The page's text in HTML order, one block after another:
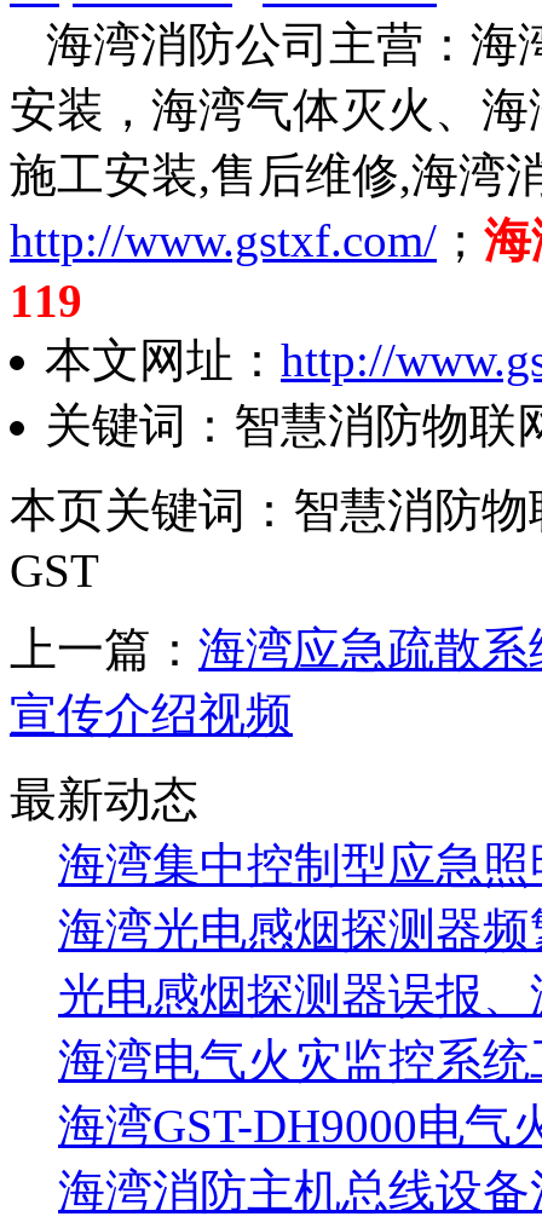
海湾消防公司主营：海
安装，海湾气体灭火、
施工安装,售后维修,海湾
http://www.gstxf.com/ ； 海
119
本文网址： http://
关键词：智慧消防物联
本页关键词：智慧消防
GST
上一篇： 海湾应急疏散系
宣传介绍视频
最新动态
海湾集中控制型应急照
海湾光电感烟探测器
光电感烟探测器误报
海湾电气火灾监控系统
海湾GST-DH9000电气
海湾消防主机总线设备